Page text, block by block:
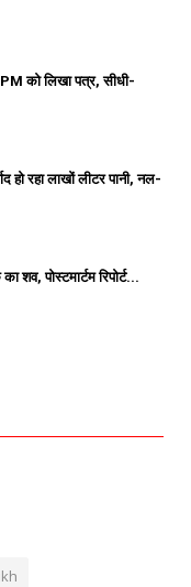
PM को लिखा पत्र, सीधी-
हो रहा लाखों लीटर पानी, नल-
शव, पोस्टमार्टम रिपोर्ट...